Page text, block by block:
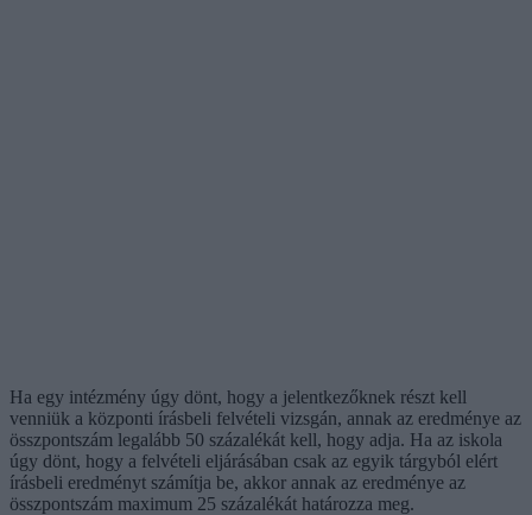
Ha egy intézmény úgy dönt, hogy a jelentkezőknek részt kell
venniük a központi írásbeli felvételi vizsgán, annak az eredménye az
összpontszám legalább 50 százalékát kell, hogy adja. Ha az iskola
úgy dönt, hogy a felvételi eljárásában csak az egyik tárgyból elért
írásbeli eredményt számítja be, akkor annak az eredménye az
összpontszám maximum 25 százalékát határozza meg.